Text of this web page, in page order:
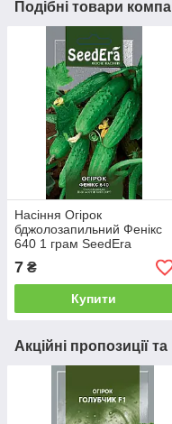
Подібні товари
Насіння Огірок
бджолозапильний Фенікс
640 1 грам SeedEra
7 ₴
Купити
Акційні пропозиції